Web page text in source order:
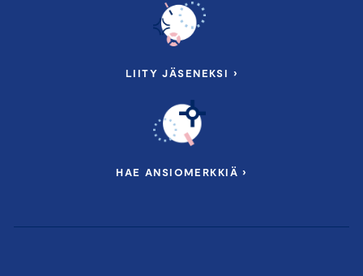
LIITY JÄSENEKSI ›
HAE ANSIOMERKKIÄ ›